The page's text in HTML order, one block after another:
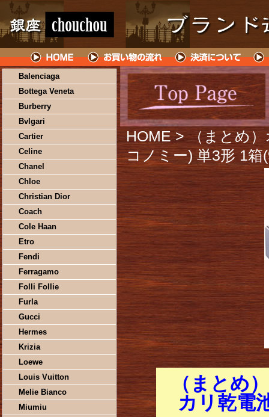
Balenciaga
Bottega Veneta
Burberry
Bvlgari
Cartier
Celine
Chanel
Chloe
Christian Dior
Coach
Cole Haan
Etro
Fendi
Ferragamo
Folli Follie
Furla
Gucci
Hermes
Krizia
Loewe
Louis Vuitton
Melie Bianco
Miumiu
HOME > （まとめ
コノミー) 単3形 1
（まとめ
カリ乾電